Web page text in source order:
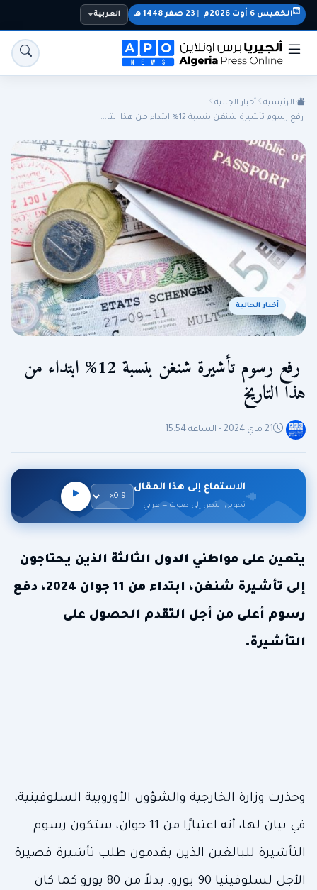
الجزائر الجالية المنتخب الوطني سياسة
اقتصاد رياضة
الخميس 6 أوت 2026م 23 صفر 1448 هـ العربية
الرئيسية
أخبار الجالية
رفع رسوم تأشيرة شنغن بنسبة 12% ابتداء من هذا التا...
أخبار الجالية
رفع رسوم تأشيرة شنغن بنسبة 12% ابتداء من
هذا التاريخ
21 ماي 2024 - الساعة 15:54
الاستماع إلى هذا المقال
تحويل النص إلى صوت — عربي
يتعين على مواطني الدول الثالثة الذين يحتاجون
إلى تأشيرة شنغن، ابتداء من 11 جوان 2024، دفع
رسوم أعلى من أجل التقدم الحصول على
التأشيرة.
وحذرت وزارة الخارجية والشؤون الأوروبية السلوفينية،
في بيان لها، أنه اعتبارًا من 11 جوان، ستكون رسوم
التأشيرة للبالغين الذين يقدمون طلب تأشيرة قصيرة
الأجل لسلوفينيا 90 يورو. بدلاً من 80 يورو كما كان